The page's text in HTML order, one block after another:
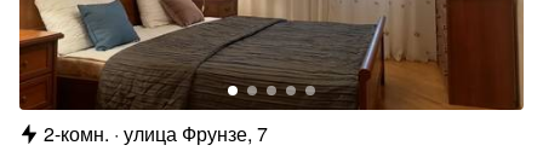
2-комн. улица Фрунзе, 7